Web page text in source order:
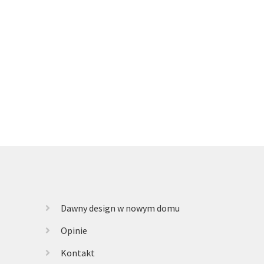
Dawny design w nowym domu
Opinie
Kontakt